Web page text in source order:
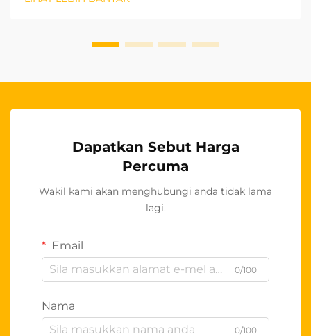
membuat perbezaan besar dari segi estetika dan
Dapatkan Sebut Harga
Percuma
Wakil kami akan menghubungi anda tidak lama
lagi.
Email
0/100
Nama
0/100